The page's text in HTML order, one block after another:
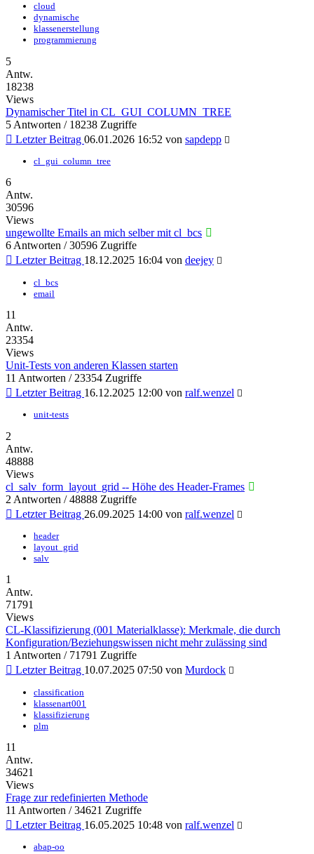
cloud
dynamische
klassenerstellung
programmierung
5
Antw.
18238
Views
Dynamischer Titel in CL_GUI_COLUMN_TREE
5 Antworten / 18238 Zugriffe
Letzter Beitrag 06.01.2026 16:52 von sapdepp
cl_gui_column_tree
6
Antw.
30596
Views
ungewollte Emails an mich selber mit cl_bcs
6 Antworten / 30596 Zugriffe
Letzter Beitrag 18.12.2025 16:04 von deejey
cl_bcs
email
11
Antw.
23354
Views
Unit-Tests von anderen Klassen starten
11 Antworten / 23354 Zugriffe
Letzter Beitrag 16.12.2025 12:00 von ralf.wenzel
unit-tests
2
Antw.
48888
Views
cl_salv_form_layout_grid -- Höhe des Header-Frames
2 Antworten / 48888 Zugriffe
Letzter Beitrag 26.09.2025 14:00 von ralf.wenzel
header
layout_grid
salv
1
Antw.
71791
Views
CL-Klassifizierung (001 Materialklasse): Merkmale, die durch
Konfiguration/Beziehungswissen nicht mehr zulässing sind
1 Antworten / 71791 Zugriffe
Letzter Beitrag 10.07.2025 07:50 von Murdock
classification
klassenart001
klassifizierung
plm
11
Antw.
34621
Views
Frage zur redefinierten Methode
11 Antworten / 34621 Zugriffe
Letzter Beitrag 16.05.2025 10:48 von ralf.wenzel
abap-oo